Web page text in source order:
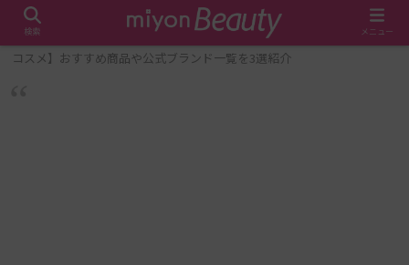
ホーム
【大注目！オーガニックスキンケア・
コスメ】おすすめ商品や公式ブランド一覧を3選紹介
検索 メニュー